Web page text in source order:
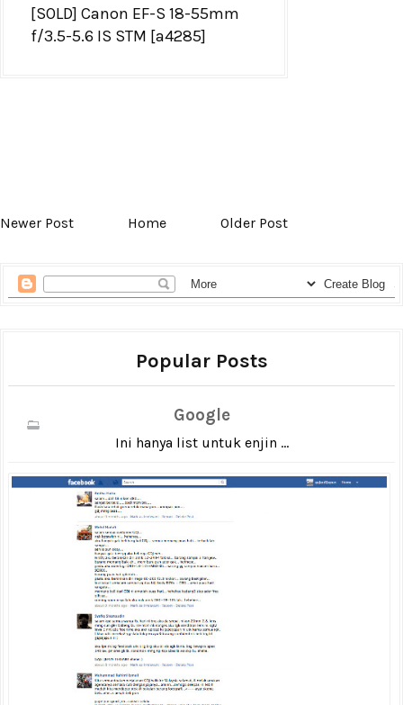
[SOLD] Canon EF-S 18-55mm
f/3.5-5.6 IS STM [a4285]
Newer Post Home Older Post
Popular Posts
Google
Ini hanya list untuk enjin ...